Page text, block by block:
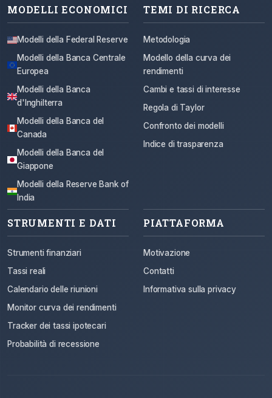
MODELLI ECONOMICI
Modelli della Federal Reserve
Modelli della Banca Centrale
Europea
Modelli della Banca
d'Inghilterra
Modelli della Banca del
Canada
Modelli della Banca del
Giappone
Modelli della Reserve Bank of
India
TEMI DI RICERCA
Metodologia
Modello della curva dei
rendimenti
Cambi e tassi di interesse
Regola di Taylor
Confronto dei modelli
Indice di trasparenza
STRUMENTI E DATI
Strumenti finanziari
Tassi reali
Calendario delle riunioni
Monitor curva dei rendimenti
Tracker dei tassi ipotecari
Probabilità di recessione
PIATTAFORMA
Motivazione
Contatti
Informativa sulla privacy